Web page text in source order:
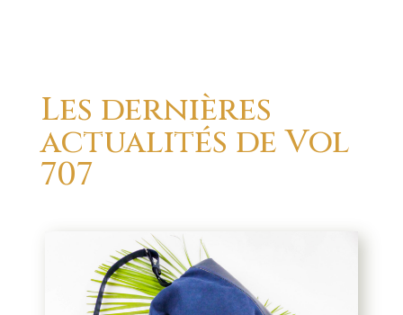
Les dernières
actualités de Vol
707